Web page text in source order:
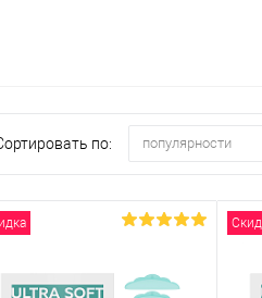
по: популярности